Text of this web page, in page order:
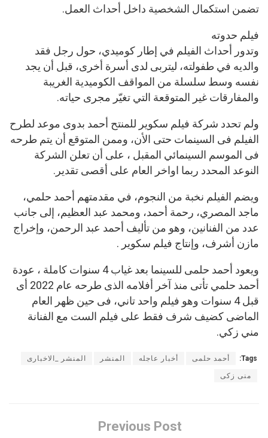
تضمن استكمال الشخصية داخل أحداث العمل.
فيلم حدوته
وتدور أحداث الفيلم في إطار كوميدي، حول رجل فقد
والديه في طفولته، ليتربى لدى أسرة أخرى، قبل أن يجد
نفسه وسط سلسلة من المواقف الكوميدية الغريبة
والمفارقات غير المتوقعة التي تغيّر مجرى حياته.
ولم تحدد شركة فيلم سكوير للمنتح أحمد بدوى موعد لطرح
الفيلم فى السينمات حتى الأن، وممن المتوقع أن يتم طرحه
فى الموسم السينمائي المقبل ، على أن تعلن الشركة
النوعد المحدد ربما اواخر العام على أقصى تقدير.
ويضم الفيلم نخبة من النجوم، في مقدمتهم أحمد حلمي،
ماجد المصري، رحمة أحمد، ومحمد عبد العظيم، إلى جانب
عدد من الفنانين، وهو من تأليف أحمد عبد الرحمن، وإخراج
مازن أشرف، وإنتاج فيلم سكوير .
ويعود أحمد حلمى للسينما بعد غياب 4 سنوات كاملة ، عودة
أحمد حلمي تأتى منذ آخر أفلامه الذى طرحه عام 2022 أى
قبل 4 سنوات وهو فيلم واحد تاني، فى حين ظهر العام
الماضى كضيف شرف فقط على فيلم الست مع الفنانة
مني زكي.
Tags: أحمد حلمى أخبار عاجله المنشر المنشر _الاخبارى
منى زكى
Previous Post